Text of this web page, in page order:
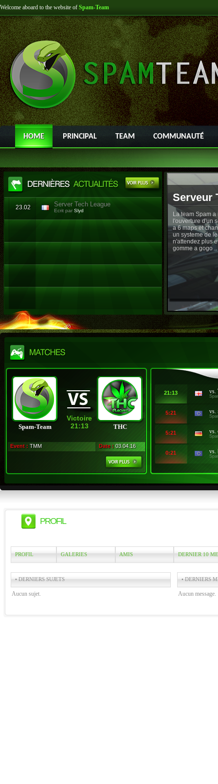
Welcome aboard to the website of Spam-Team
HOME PRINCIPAL TEAM COMMUNAUTÉ
23.02 Server Tech League
Ecrit par Slyd
Serveur
La team Spam
l'ouverture d'un
a 6 maps et
un systeme de
n'attendez plus
gomme a gogo ..
Spam-Team
Victoire
21:13
THC
Event : TMM Date : 03.04.16
21:13 vs.
5:21 vs.
5:21 vs.
0:21 vs.
PROFIL
PROFIL GALERIES AMIS DERNIER 10
• DERNIERS SUJETS
Aucun sujet.
• DERNIERS
Aucun message.